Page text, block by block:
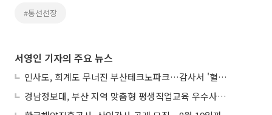
#통선선장
서영인 기자의 주요 뉴스
인사도, 회계도 무너진 부산테크노파크…감사서 '혈세 유용·인사 뒤집기' 적발
경남정보대, 부산 지역 맞춤형 평생직업교육 우수사례로 혁신 주도